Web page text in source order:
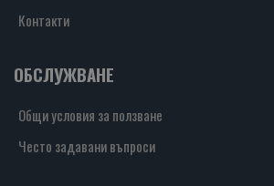
Контакти
ОБСЛУЖВАНЕ
Общи условия за ползване
Често задавани въпроси